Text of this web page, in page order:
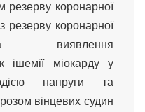
резерву коронарної
резерву коронарної
виявлення
ішемії міокарду у
напруги та
вінцевих судин